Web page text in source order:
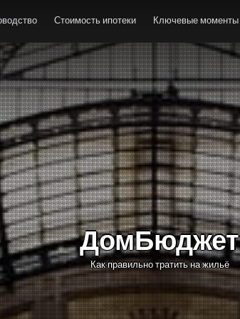
Стоимость ипотеки Ключевые моменты
ДомБюджет
Как правильно тратить на жильё